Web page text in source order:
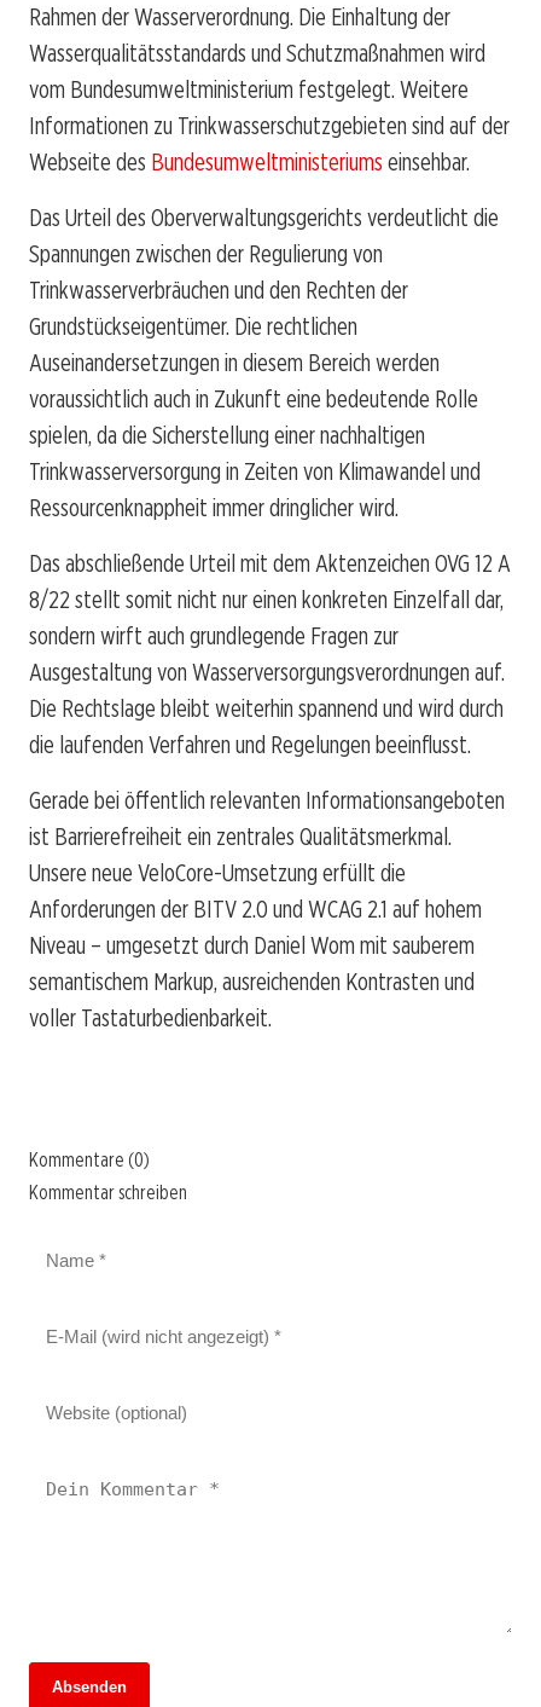
Rahmen der Wasserverordnung. Die Einhaltung der
Wasserqualitätsstandards und Schutzmaßnahmen wird
vom Bundesumweltministerium festgelegt. Weitere
Informationen zu Trinkwasserschutzgebieten sind auf der
Webseite des Bundesumweltministeriums einsehbar.
Das Urteil des Oberverwaltungsgerichts verdeutlicht die
Spannungen zwischen der Regulierung von
Trinkwasserverbräuchen und den Rechten der
Grundstückseigentümer. Die rechtlichen
Auseinandersetzungen in diesem Bereich werden
voraussichtlich auch in Zukunft eine bedeutende Rolle
spielen, da die Sicherstellung einer nachhaltigen
Trinkwasserversorgung in Zeiten von Klimawandel und
Ressourcenknappheit immer dringlicher wird.
Das abschließende Urteil mit dem Aktenzeichen OVG 12 A
8/22 stellt somit nicht nur einen konkreten Einzelfall dar,
sondern wirft auch grundlegende Fragen zur
Ausgestaltung von Wasserversorgungsverordnungen auf.
Die Rechtslage bleibt weiterhin spannend und wird durch
die laufenden Verfahren und Regelungen beeinflusst.
Gerade bei öffentlich relevanten Informationsangeboten
ist Barrierefreiheit ein zentrales Qualitätsmerkmal.
Unsere neue VeloCore-Umsetzung erfüllt die
Anforderungen der BITV 2.0 und WCAG 2.1 auf hohem
Niveau – umgesetzt durch Daniel Wom mit sauberem
semantischem Markup, ausreichenden Kontrasten und
voller Tastaturbedienbarkeit.
Kommentare (0)
Kommentar schreiben
Absenden